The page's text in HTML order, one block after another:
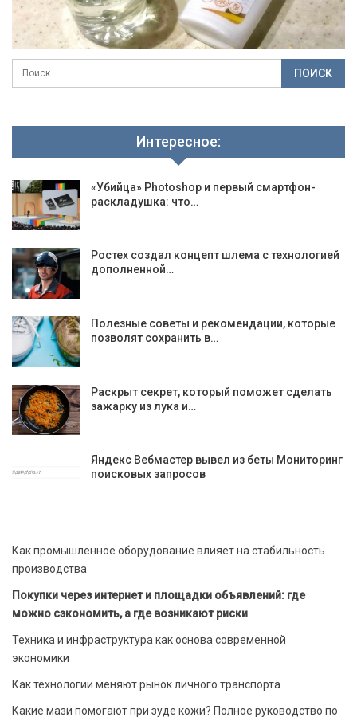
Интересное:
«Убийца» Photoshop и первый смартфон-
раскладушка: что…
Ростех создал концепт шлема с технологией
дополненной…
Полезные советы и рекомендации, которые
позволят сохранить в…
Раскрыт секрет, который поможет сделать
зажарку из лука и…
Яндекс Вебмастер вывел из беты Мониторинг
поисковых запросов
Как промышленное оборудование влияет на стабильность
производства
Покупки через интернет и площадки объявлений: где
можно сэкономить, а где возникают риски
Техника и инфраструктура как основа современной
экономики
Как технологии меняют рынок личного транспорта
Какие мази помогают при зуде кожи? Полное руководство по